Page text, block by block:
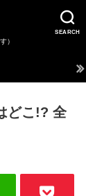
SEARCH
）
どこ!? 全